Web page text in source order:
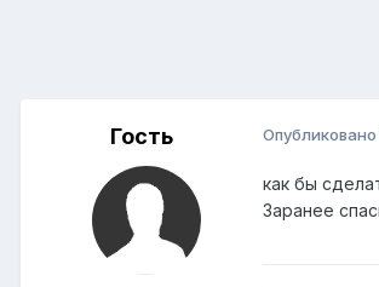
Гость Опубликовано
как бы
Заранее